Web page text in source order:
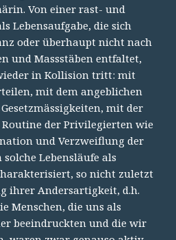
Von einer rast- und
Lebensaufgabe, die sich
oder überhaupt nicht nach
und Massstäben entfaltet,
in Kollision tritt: mit
mit dem angeblichen
mit der
der Privilegierten wie
und Verzweiflung der
Lebensläufe als
so nicht zuletzt
ihrer Andersartigkeit, d.h.
Menschen, die uns als
beeindruckten und die wir